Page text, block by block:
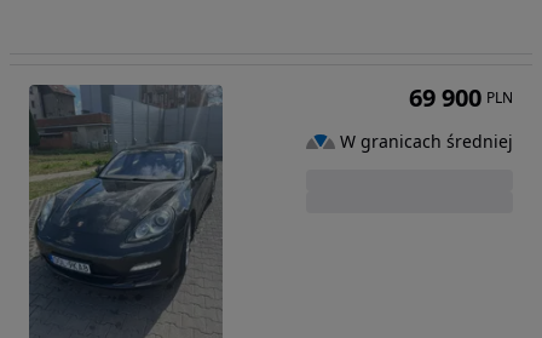
69 900 PLN
W granicach średniej